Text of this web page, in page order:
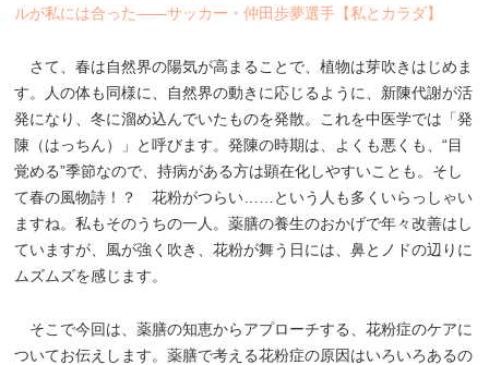
ルが私には合った――サッカー・仲田歩夢選手【私とカラダ】
さて、春は自然界の陽気が高まることで、植物は芽吹きはじめま
す。人の体も同様に、自然界の動きに応じるように、新陳代謝が活
発になり、冬に溜め込んでいたものを発散。これを中医学では「発
陳（はっちん）」と呼びます。発陳の時期は、よくも悪くも、“目
覚める”季節なので、持病がある方は顕在化しやすいことも。そし
て春の風物詩！？ 花粉がつらい……という人も多くいらっしゃい
ますね。私もそのうちの一人。薬膳の養生のおかげで年々改善はし
ていますが、風が強く吹き、花粉が舞う日には、鼻とノドの辺りに
ムズムズを感じます。
そこで今回は、薬膳の知恵からアプローチする、花粉症のケアに
ついてお伝えします。薬膳で考える花粉症の原因はいろいろあるの